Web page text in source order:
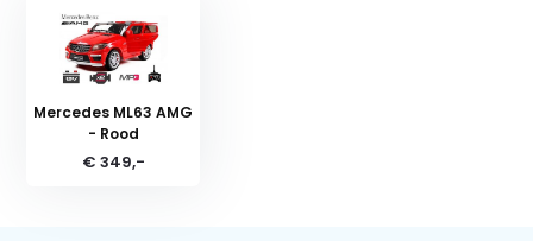
Mercedes ML63 AMG
- Rood
€ 349,-